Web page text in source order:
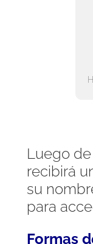
Luego
recibirá
su
para
Formas